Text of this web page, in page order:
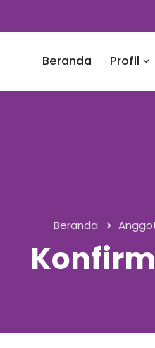
Beranda Profil
Beranda